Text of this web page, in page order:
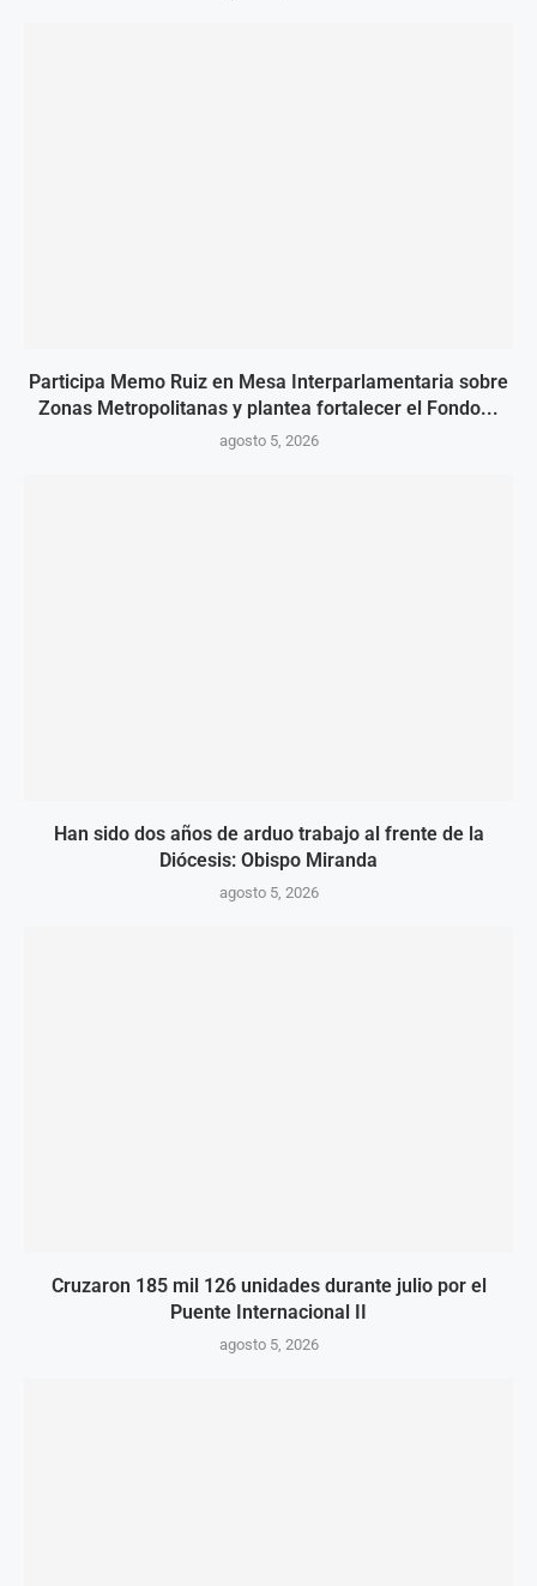
Participa Memo Ruiz en Mesa Interparlamentaria sobre
Zonas Metropolitanas y plantea fortalecer el Fondo...
agosto 5, 2026
Han sido dos años de arduo trabajo al frente de la
Diócesis: Obispo Miranda
agosto 5, 2026
Cruzaron 185 mil 126 unidades durante julio por el
Puente Internacional II
agosto 5, 2026